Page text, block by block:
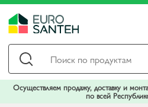
Осуществляем продажу, доставку и
по всей